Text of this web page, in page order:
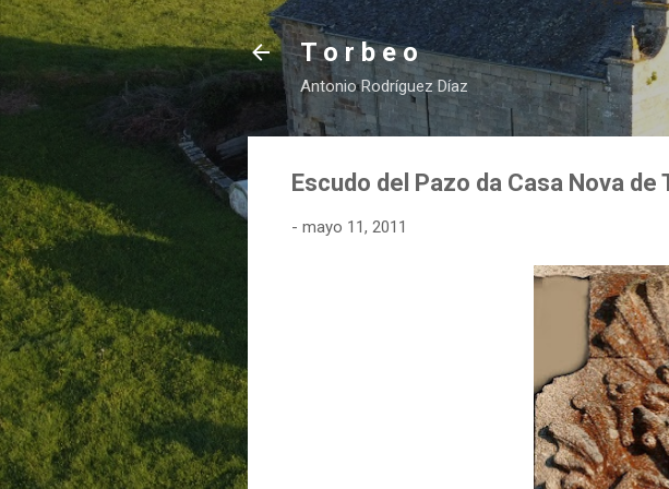
Ir
T o r b e o
Antonio Rodríguez Díaz
Escudo del Pazo da Casa Nova
- mayo 11, 2011